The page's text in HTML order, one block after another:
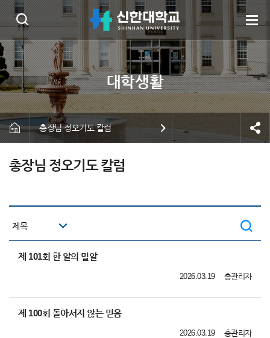
총장님 정오기도 칼럼
총장님 정오기도 칼럼
제 101회 한 알의 밀알
총관리자
2026.03.19
제 100회 돌아서지 않는 믿음
총관리자
2026.03.19